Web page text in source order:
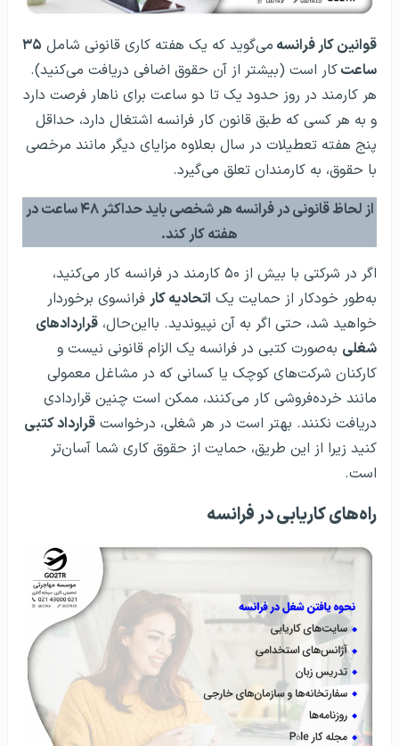
قوانین کار فرانسه می‌گوید که یک هفته کاری قانونی شامل ۳۵
ساعتکار است (بیشتر از آن حقوق اضافی دریافت می‌کنید).
هر کارمند در روز حدود یک تا دو ساعت برای ناهار فرصت دارد
و به هر کسی که طبق قانون کار فرانسه اشتغال دارد، حداقل
پنج هفته تعطیلات در سال بعلاوه مزایای دیگر مانند مرخصی
با حقوق، به کارمندان تعلق می‌گیرد.
از لحاظ قانونی در فرانسه هر شخصی باید حداکثر ۴۸ ساعت در
هفته کار کند.
اگر در شرکتی با بیش از ۵۰ کارمند در فرانسه کار می‌کنید،
به‌طور خودکار از حمایت یک اتحادیه کار فرانسوی برخوردار
خواهید شد، حتی اگر به آن نپیوندید. بااین‌حال، قراردادهای
شغلی به‌صورت کتبی در فرانسه یک الزام قانونی نیست و
کارکنان شرکت‌های کوچک‌ یا کسانی که در مشاغل معمولی
مانند خرده‌فروشی کار می‌کنند، ممکن است چنین قراردادی
دریافت نکنند. بهتر است در هر شغلی، درخواست قرارداد کتبی
کنید زیرا از این طریق، حمایت از حقوق کاری شما آسان‌تر
است.
راه‌های کاریابی در فرانسه